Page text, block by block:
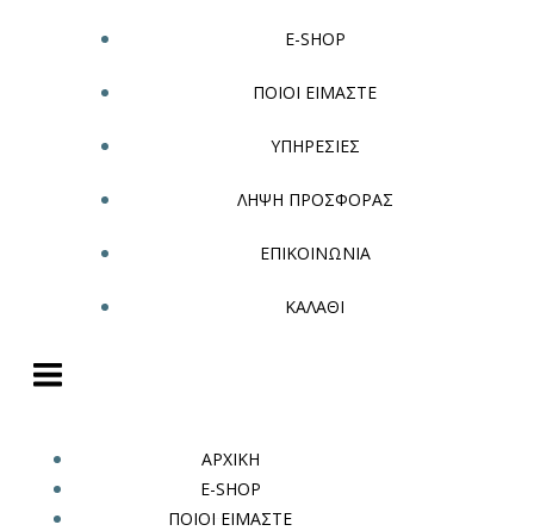
E-SHOP
ΠΟΙΟΙ ΕΙΜΑΣΤΕ
ΥΠΗΡΕΣΙΕΣ
ΛΗΨΗ ΠΡΟΣΦΟΡΑΣ
ΕΠΙΚΟΙΝΩΝΙΑ
ΚΑΛΑΘΙ
ΑΡΧΙΚΗ
E-SHOP
ΠΟΙΟΙ ΕΙΜΑΣΤΕ